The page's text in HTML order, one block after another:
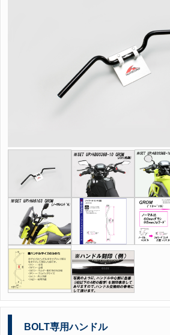
BOLT専用ハンドル